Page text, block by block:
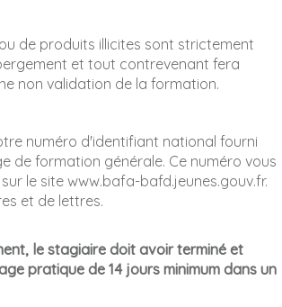
de produits illicites sont strictement
et tout contrevenant fera
non validation de la formation.
numéro d'identifiant national fourni
de formation générale. Ce numéro vous
le site www.bafa-bafd.jeunes.gouv.fr.
et de lettres.
le stagiaire doit avoir terminé et
pratique de 14 jours minimum dans un